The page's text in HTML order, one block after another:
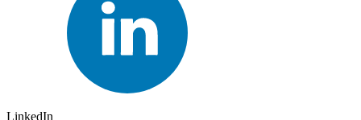
LinkedIn